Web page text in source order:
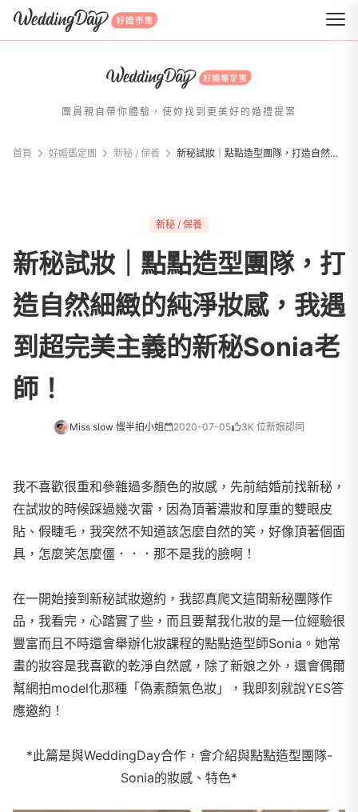
WeddingDay 好婚市集
團員親自帶你體驗，使妳找到更美好的婚禮提案
首頁 好婚鑑定團 新秘 / 保養 新秘試妝｜點點造型團隊，打造自然細緻的純淨妝感，我遇到超完美主義的新秘Sonia老師！
新秘 / 保養
新秘試妝｜點點造型團隊，打
造自然細緻的純淨妝感，我遇
到超完美主義的新秘Sonia老
師！
Miss slow 慢半拍小姐 2020-07-05 3K 位新娘認同
我不喜歡很重和參雜過多顏色的妝感，先前結婚前找新秘，
在試妝的時候踩過幾次雷，因為頂著濃妝和厚重的雙眼皮
貼、假睫毛，我突然不知道該怎麼自然的笑，好像頂著個面
具，怎麼笑怎麼僵．．．那不是我的臉啊！
在一開始接到新秘試妝邀約，我認真爬文這間新秘團隊作
品，我看完，心踏實了些，而且要幫我化妝的是一位經驗很
豐富而且不時還會舉辦化妝課程的點點造型師Sonia。她常
畫的妝容是我喜歡的乾淨自然感，除了新娘之外，還會偶爾
幫網拍model化那種「偽素顏氣色妝」，我即刻就說YES答
應邀約！
*此篇是與WeddingDay合作，會介紹與點點造型團隊-
Sonia的妝感、特色*